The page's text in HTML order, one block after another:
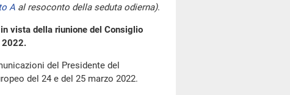
A al resoconto della seduta odierna).
vista della riunione del Consiglio
2022.
del Presidente del
del 24 e del 25 marzo 2022.